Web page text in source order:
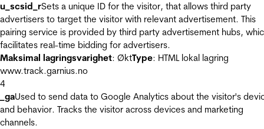
u_scsid_rSets a unique ID for the visitor, that allows third party
advertisers to target the visitor with relevant advertisement. This
pairing service is provided by third party advertisement hubs,
facilitates real-time bidding for advertisers.
Maksimal lagringsvarighet: ØktType: HTML lokal lagring
www.track.garnius.no
4
_gaUsed to send data to Google Analytics about the visitor's
and behavior. Tracks the visitor across devices and marketing
channels.